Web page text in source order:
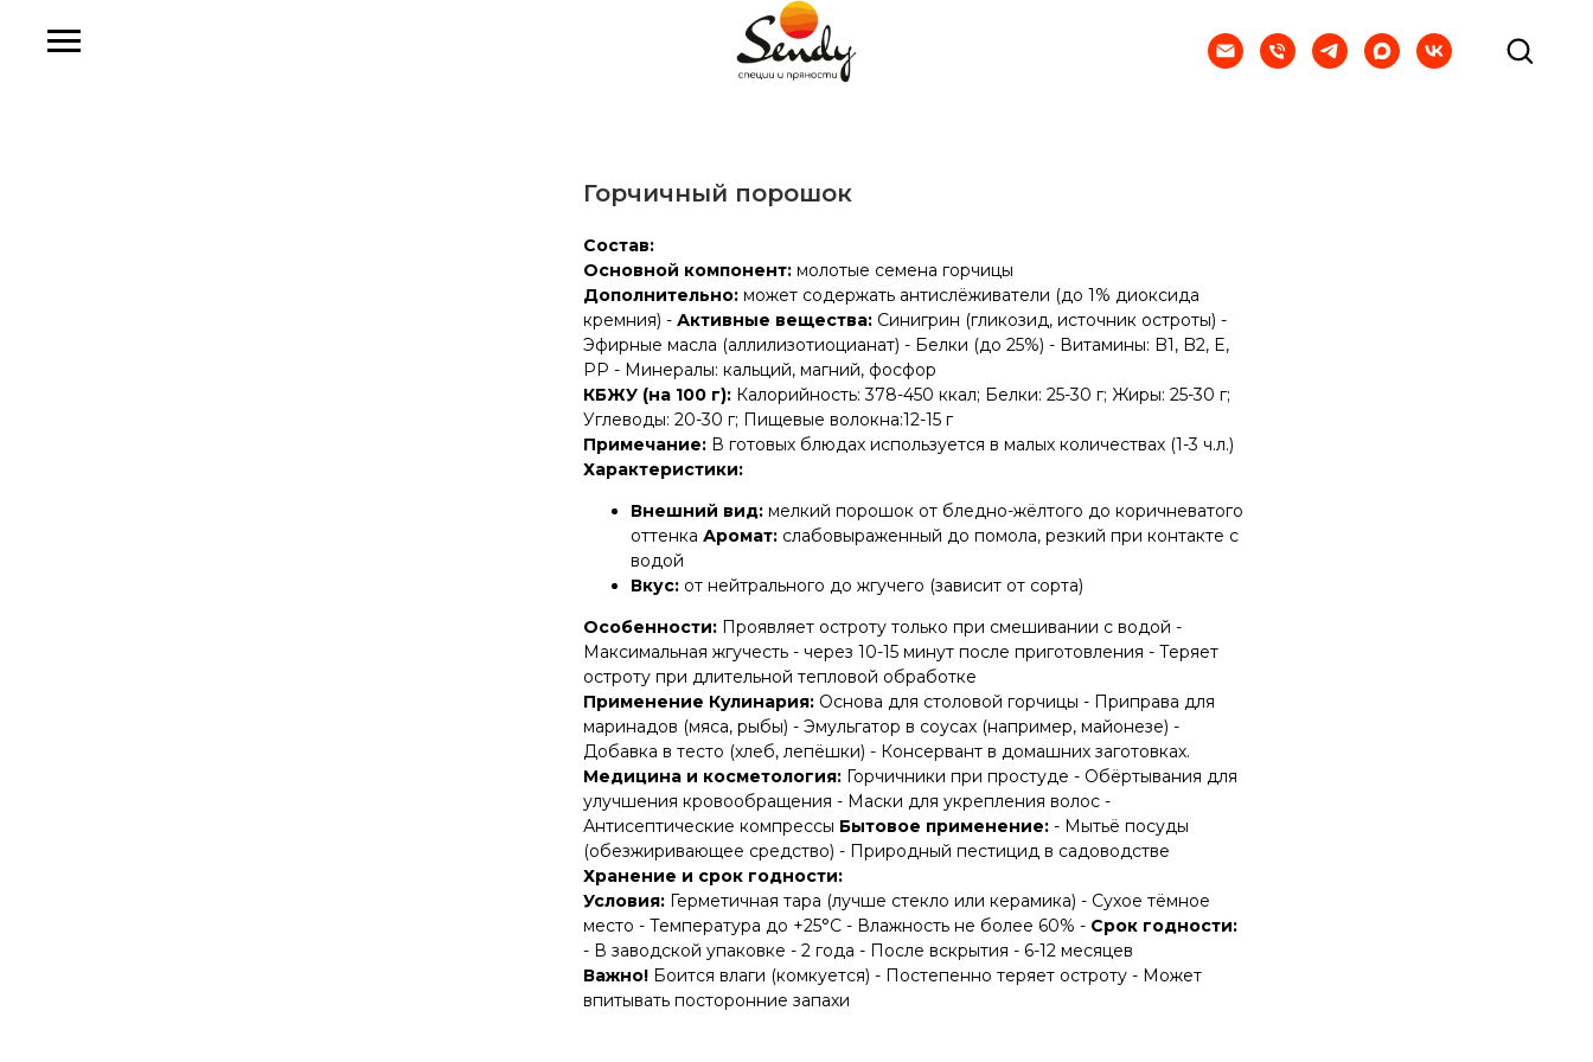
Горчичный порошок
Состав:
Основной компонент: молотые семена горчицы
Дополнительно: может содержать антислёживатели (до 1% диоксида
кремния) - Активные вещества: Синигрин (гликозид, источник остроты) -
Эфирные масла (аллилизотиоцианат) - Белки (до 25%) - Витамины: B1, B2, E,
PP - Минералы: кальций, магний, фосфор
КБЖУ (на 100 г): Калорийность: 378-450 ккал; Белки: 25-30 г; Жиры: 25-30 г;
Углеводы: 20-30 г; Пищевые волокна:12-15 г
Примечание: В готовых блюдах используется в малых количествах (1-3 ч.л.)
Характеристики:
Внешний вид: мелкий порошок от бледно-жёлтого до коричневатого
оттенка Аромат: слабовыраженный до помола, резкий при контакте с
водой
Вкус: от нейтрального до жгучего (зависит от сорта)
Особенности: Проявляет остроту только при смешивании с водой -
Максимальная жгучесть - через 10-15 минут после приготовления - Теряет
остроту при длительной тепловой обработке
Применение Кулинария: Основа для столовой горчицы - Приправа для
маринадов (мяса, рыбы) - Эмульгатор в соусах (например, майонезе) -
Добавка в тесто (хлеб, лепёшки) - Консервант в домашних заготовках.
Медицина и косметология: Горчичники при простуде - Обёртывания для
улучшения кровообращения - Маски для укрепления волос -
Антисептические компрессы Бытовое применение: - Мытьё посуды
(обезжиривающее средство) - Природный пестицид в садоводстве
Хранение и срок годности:
Условия: Герметичная тара (лучше стекло или керамика) - Сухое тёмное
место - Температура до +25°C - Влажность не более 60% - Срок годности:
- В заводской упаковке - 2 года - После вскрытия - 6-12 месяцев
Важно! Боится влаги (комкуется) - Постепенно теряет остроту - Может
впитывать посторонние запахи